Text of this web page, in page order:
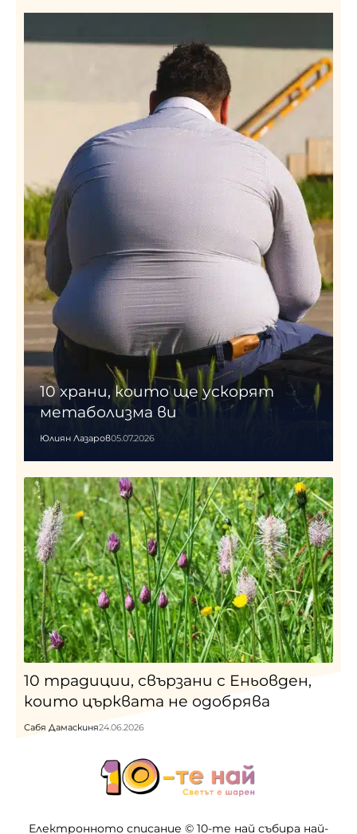
10 храни, които ще ускорят
метаболизма ви
Юлиян Лазаров05.07.2026
10 традиции, свързани с Еньовден,
които църквата не одобрява
Сабя Дамаскиня24.06.2026
Електронното списание © 10-те най събира най-